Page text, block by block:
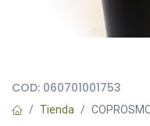
COD: 060701001753
Tienda